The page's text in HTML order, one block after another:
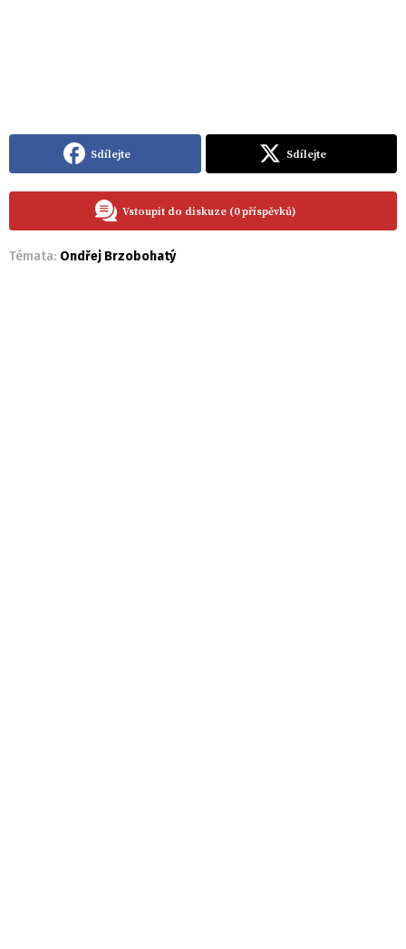
Sdílejte Sdílejte
Vstoupit do diskuze (0 příspěvků)
Témata: Ondřej Brzobohatý